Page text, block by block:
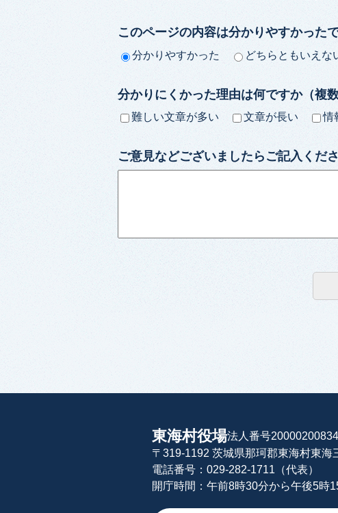
このページの内容は分かりやすかった
分かりやすかった どちらともいえな
分かりにくかった理由は何ですか（複数
難しい文章が多い 文章が長い 情
ご意見などございましたらご記入くださ
東海村役場法人番号
〒319-1192 茨城県那珂郡東海村東海
電話番号：029-282-1711（代表）
開庁時間：午前8時30分から午後5時